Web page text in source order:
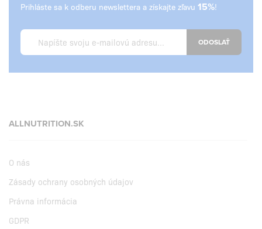
Prihláste sa k odberu newslettera a získajte zľavu 15%!
ODOSLAŤ
ALLNUTRITION.SK
O nás
Zásady ochrany osobných údajov
Právna informácia
GDPR